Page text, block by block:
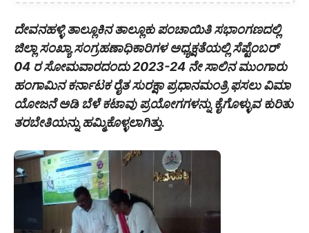
ದೇವನಹಳ್ಳಿ ತಾಲ್ಲೂಕಿನ ತಾಲ್ಲೂಕು‌ ಪಂಚಾಯಿತಿ ಸಭಾಂಗಣದಲ್ಲಿ
ಜಿಲ್ಲಾ ಸಂಖ್ಯಾ ಸಂಗ್ರಹಣಾಧಿಕಾರಿಗಳ ಅಧ್ಯಕ್ಷತೆಯಲ್ಲಿ ಸೆಪ್ಟೆಂಬರ್
04 ರ ಸೋಮವಾರದಂದು 2023-24 ನೇ ಸಾಲಿನ ಮುಂಗಾರು
ಹಂಗಾಮಿನ ಕರ್ನಾಟಕ ರೈತ ಸುರಕ್ಷಾ ಪ್ರಧಾನಮಂತ್ರಿ ಫಸಲು ವಿಮಾ
ಯೋಜನೆ ಅಡಿ ಬೆಳೆ ಕಟಾವು ಪ್ರಯೋಗಗಳನ್ನು ಕೈಗೊಳ್ಳುವ ಕುರಿತು
ತರಬೇತಿಯನ್ನು ಹಮ್ಮಿಕೊಳ್ಳಲಾಗಿತ್ತು.